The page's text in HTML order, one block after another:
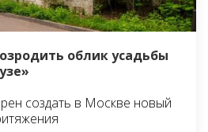
облик усадьбы
создать в Москве новый